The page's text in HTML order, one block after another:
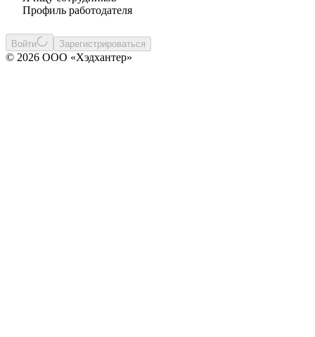
Профиль работодателя
Войти Зарегистрироваться
© 2026 ООО «Хэдхантер»